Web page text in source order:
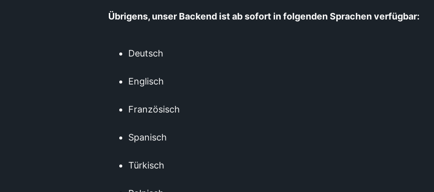
Übrigens, unser Backend ist ab sofort in folgenden Sprachen verfügbar:
Deutsch
Englisch
Französisch
Spanisch
Türkisch